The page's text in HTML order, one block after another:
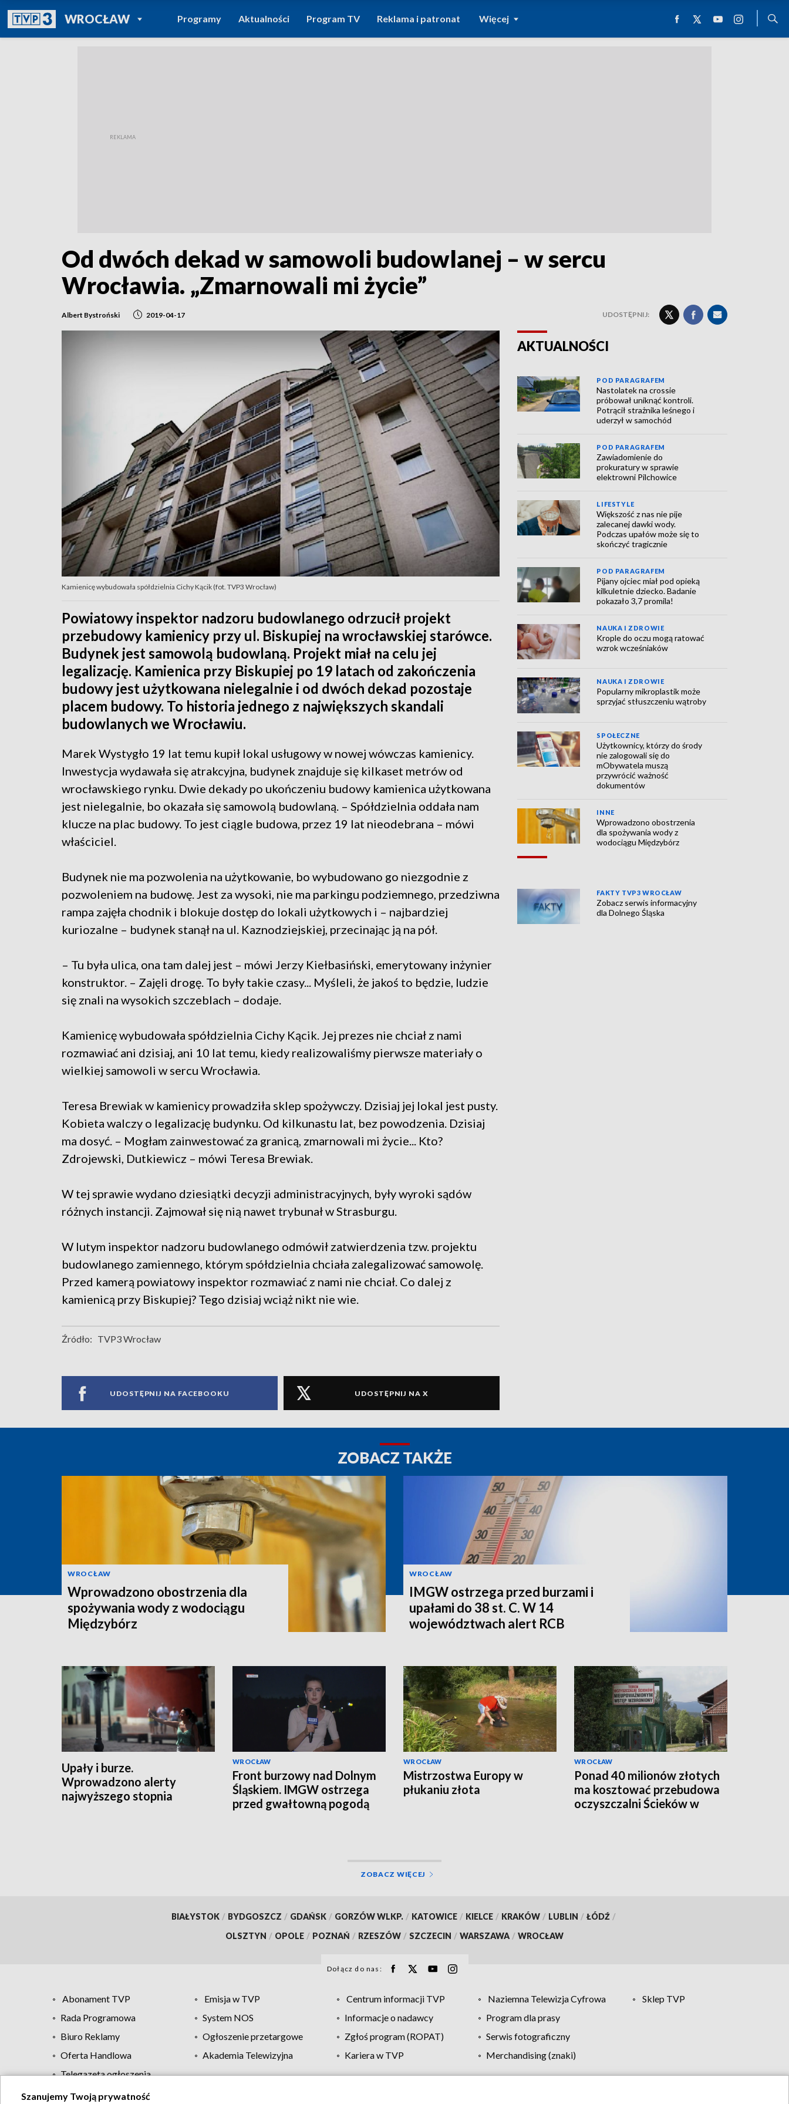
WROCŁAWPOWRÓT DO
TVP REGIONY
Programy Aktualności Program TV Reklama i patronat Więcej
Od dwóch dekad w samowoli budowlanej – w sercu
Wrocławia. „Zmarnowali mi życie”
Albert Bystroński 2019-04-17 UDOSTĘPNIJ:
Kamienicę wybudowała spółdzielnia Cichy Kącik (fot. TVP3 Wrocław)
Powiatowy inspektor nadzoru budowlanego odrzucił projekt
przebudowy kamienicy przy ul. Biskupiej na wrocławskiej starówce.
Budynek jest samowolą budowlaną. Projekt miał na celu jej
legalizację. Kamienica przy Biskupiej po 19 latach od zakończenia
budowy jest użytkowana nielegalnie i od dwóch dekad pozostaje
placem budowy. To historia jednego z największych skandali
budowlanych we Wrocławiu.
Marek Wystygło 19 lat temu kupił lokal usługowy w nowej wówczas kamienicy.
Inwestycja wydawała się atrakcyjna, budynek znajduje się kilkaset metrów od
wrocławskiego rynku. Dwie dekady po ukończeniu budowy kamienica użytkowana
jest nielegalnie, bo okazała się samowolą budowlaną. – Spółdzielnia oddała nam
klucze na plac budowy. To jest ciągle budowa, przez 19 lat nieodebrana – mówi
właściciel.
Budynek nie ma pozwolenia na użytkowanie, bo wybudowano go niezgodnie z
pozwoleniem na budowę. Jest za wysoki, nie ma parkingu podziemnego, przedziwna
rampa zajęła chodnik i blokuje dostęp do lokali użytkowych i – najbardziej
kuriozalne – budynek stanął na ul. Kaznodziejskiej, przecinając ją na pół.
– Tu była ulica, ona tam dalej jest – mówi Jerzy Kiełbasiński, emerytowany inżynier
konstruktor. – Zajęli drogę. To były takie czasy... Myśleli, że jakoś to będzie, ludzie
się znali na wysokich szczeblach – dodaje.
Kamienicę wybudowała spółdzielnia Cichy Kącik. Jej prezes nie chciał z nami
rozmawiać ani dzisiaj, ani 10 lat temu, kiedy realizowaliśmy pierwsze materiały o
wielkiej samowoli w sercu Wrocławia.
Teresa Brewiak w kamienicy prowadziła sklep spożywczy. Dzisiaj jej lokal jest pusty.
Kobieta walczy o legalizację budynku. Od kilkunastu lat, bez powodzenia. Dzisiaj
ma dosyć. – Mogłam zainwestować za granicą, zmarnowali mi życie... Kto?
Zdrojewski, Dutkiewicz – mówi Teresa Brewiak.
W tej sprawie wydano dziesiątki decyzji administracyjnych, były wyroki sądów
różnych instancji. Zajmował się nią nawet trybunał w Strasburgu.
W lutym inspektor nadzoru budowlanego odmówił zatwierdzenia tzw. projektu
budowlanego zamiennego, którym spółdzielnia chciała zalegalizować samowolę.
Przed kamerą powiatowy inspektor rozmawiać z nami nie chciał. Co dalej z
kamienicą przy Biskupiej? Tego dzisiaj wciąż nikt nie wie.
Źródło: TVP3 Wrocław
UDOSTĘPNIJ NA FACEBOOKU UDOSTĘPNIJ NA X
AKTUALNOŚCI
POD PARAGRAFEM
Nastolatek na crossie
próbował uniknąć kontroli.
Potrącił strażnika leśnego i
uderzył w samochód
POD PARAGRAFEM
Zawiadomienie do
prokuratury w sprawie
elektrowni Pilchowice
LIFESTYLE
Większość z nas nie pije
zalecanej dawki wody.
Podczas upałów może się to
skończyć tragicznie
POD PARAGRAFEM
Pijany ojciec miał pod opieką
kilkuletnie dziecko. Badanie
pokazało 3,7 promila!
NAUKA I ZDROWIE
Krople do oczu mogą ratować
wzrok wcześniaków
NAUKA I ZDROWIE
Popularny mikroplastik może
sprzyjać stłuszczeniu wątroby
SPOŁECZNE
Użytkownicy, którzy do środy
nie zalogowali się do
mObywatela muszą
przywrócić ważność
dokumentów
INNE
Wprowadzono obostrzenia
dla spożywania wody z
wodociągu Międzybórz
FAKTY TVP3 WROCŁAW
Zobacz serwis informacyjny
dla Dolnego Śląska
ZOBACZ TAKŻE
WROCŁAW
Wprowadzono obostrzenia dla
spożywania wody z wodociągu
Międzybórz
WROCŁAW
IMGW ostrzega przed burzami i
upałami do 38 st. C. W 14
województwach alert RCB
Upały i burze.
Wprowadzono alerty
najwyższego stopnia
WROCŁAW
Front burzowy nad Dolnym
Śląskiem. IMGW ostrzega
przed gwałtowną pogodą
WROCŁAW
Mistrzostwa Europy w
płukaniu złota
WROCŁAW
Ponad 40 milionów złotych
ma kosztować przebudowa
oczyszczalni Ścieków w
ZOBACZ WIĘCEJ
BIAŁYSTOK / BYDGOSZCZ / GDAŃSK / GORZÓW WLKP. / KATOWICE / KIELCE / KRAKÓW / LUBLIN / ŁÓDŹ /
OLSZTYN / OPOLE / POZNAŃ / RZESZÓW / SZCZECIN / WARSZAWA / WROCŁAW
Dołącz do nas:
Abonament TVP Emisja w TVP Centrum informacji TVP Naziemna Telewizja Cyfrowa
Sklep TVP
Rada Programowa
System NOS Informacje o nadawcy
Program dla prasy
Biuro Reklamy
Ogłoszenie przetargowe Zgłoś program (ROPAT)
Serwis fotograficzny
Oferta Handlowa
Akademia Telewizyjna Kariera w TVP
Merchandising (znaki)
Telegazeta ogłoszenia
Szanujemy Twoją prywatność